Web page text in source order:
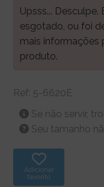
Upsss...
esgotado, ou foi
mais informações
produto.
Ref: 5-6620E
Se não servir,
Seu tamanho
Adicionar
favorito